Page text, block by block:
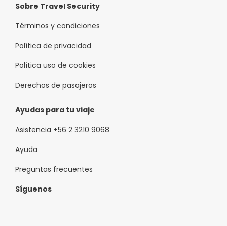
Sobre Travel Security
Términos y condiciones
Política de privacidad
Política uso de cookies
Derechos de pasajeros
Ayudas para tu viaje
Asistencia +56 2 3210 9068
Ayuda
Preguntas frecuentes
Síguenos